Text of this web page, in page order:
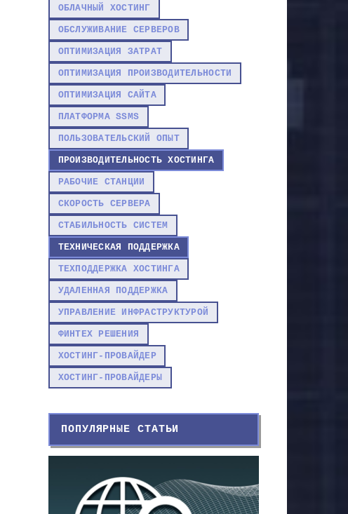
ОБЛАЧНЫЙ ХОСТИНГ
ОБСЛУЖИВАНИЕ СЕРВЕРОВ
ОПТИМИЗАЦИЯ ЗАТРАТ
ОПТИМИЗАЦИЯ ПРОИЗВОДИТЕЛЬНОСТИ
ОПТИМИЗАЦИЯ САЙТА
ПЛАТФОРМА SSMS
ПОЛЬЗОВАТЕЛЬСКИЙ ОПЫТ
ПРОИЗВОДИТЕЛЬНОСТЬ ХОСТИНГА
РАБОЧИЕ СТАНЦИИ
СКОРОСТЬ СЕРВЕРА
СТАБИЛЬНОСТЬ СИСТЕМ
ТЕХНИЧЕСКАЯ ПОДДЕРЖКА
ТЕХПОДДЕРЖКА ХОСТИНГА
УДАЛЕННАЯ ПОДДЕРЖКА
УПРАВЛЕНИЕ ИНФРАСТРУКТУРОЙ
ФИНТЕХ РЕШЕНИЯ
ХОСТИНГ-ПРОВАЙДЕР
ХОСТИНГ-ПРОВАЙДЕРЫ
ПОПУЛЯРНЫЕ СТАТЬИ